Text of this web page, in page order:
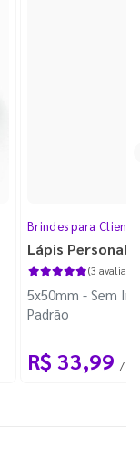
Brindes para
Lápis
(3
5x50mm - Sem
Padrão
R$ 33,99 / 10